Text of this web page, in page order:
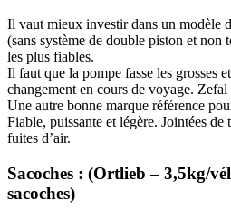
Il vaut mieux investir dans un modèle
(sans système de double piston et non
les plus fiables.
Il faut que la pompe fasse les grosses
changement en cours de voyage.
Une autre bonne marque référence
Fiable, puissante et légère. Jointées
fuites d’air.
Sacoches : (Ortlieb – 3,5kg/
sacoches)